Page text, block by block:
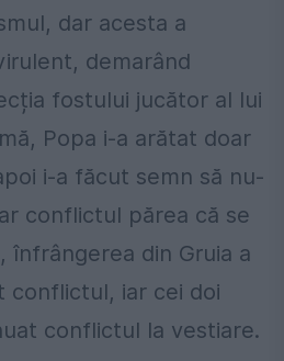
dar acesta a
demarând
fostului jucător al lui
Popa i-a arătat doar
i-a făcut semn să nu-
conflictul părea că se
înfrângerea din Gruia a
conflictul, iar cei doi
conflictul la vestiare.